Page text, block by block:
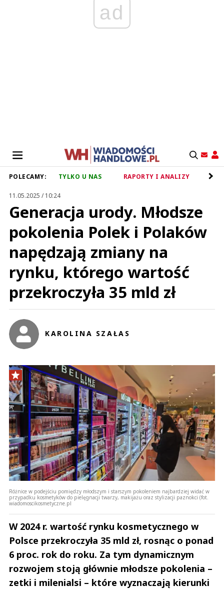
ad
POLECAMY: TYLKO U NAS RAPORTY I ANALIZY
11.05.2025 / 10:24
Generacja urody. Młodsze
pokolenia Polek i Polaków
napędzają zmiany na
rynku, którego wartość
przekroczyła 35 mld zł
KAROLINA SZAŁAS
Różnice w podejściu pomiędzy młodszym i starszym pokoleniem najbardziej widać w
przypadku kosmetyków do pielęgnacji twarzy, makijażu oraz stylizacji paznokci (fot.
wiadomoscikosmetyczne.pl
W 2024 r. wartość rynku kosmetycznego w
Polsce przekroczyła 35 mld zł, rosnąc o ponad
6 proc. rok do roku. Za tym dynamicznym
rozwojem stoją głównie młodsze pokolenia –
zetki i milenialsi – które wyznaczają kierunki